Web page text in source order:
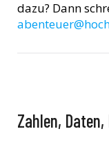
dazu? Dann
Zahlen,